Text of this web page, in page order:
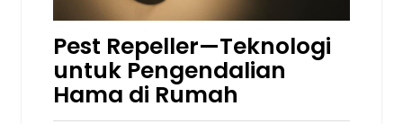
Pest Repeller—Teknologi
untuk Pengendalian
Hama di Rumah